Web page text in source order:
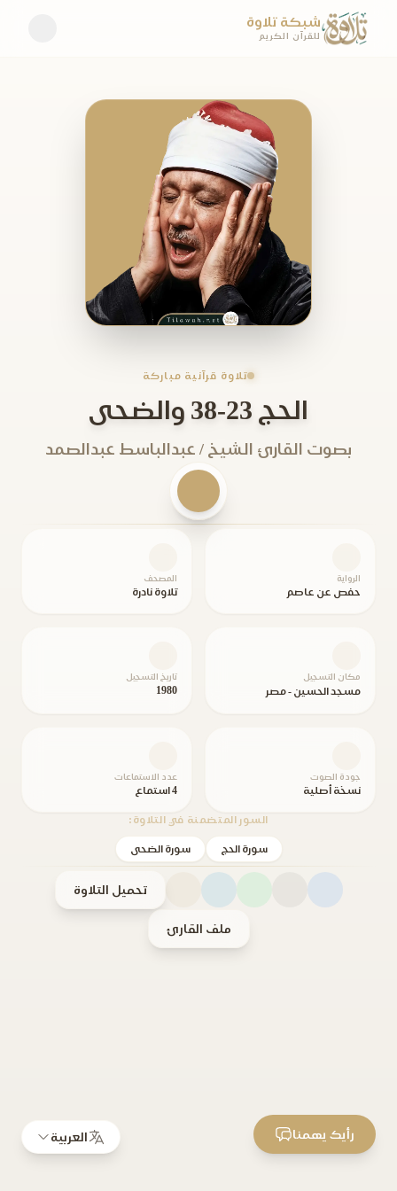
شبكة تلاوة
للقرآن الكريم
تلاوة قرآنية مباركة
الحج 23-38 والضحى
بصوت القارئ الشيخ / عبدالباسط عبدالصمد
الرواية
حفص عن عاصم
المصحف
تلاوة نادرة
مكان التسجيل
مسجد الحسين - مصر
تاريخ التسجيل
1980
جودة الصوت
نسخة أصلية
عدد الاستماعات
4 استماع
السور المتضمنة في التلاوة:
سورة الحج سورة الضحى
تحميل التلاوة
ملف القارئ
العربية رأيك يهمنا